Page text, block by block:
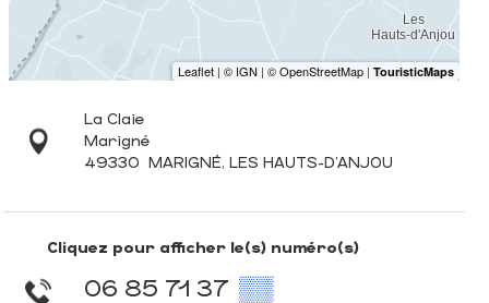
La Claie
Marigné
49330 MARIGNÉ, LES HAUTS-D'ANJOU
Cliquez pour afficher le(s) numéro(s)
06 85 71 37 ▒▒